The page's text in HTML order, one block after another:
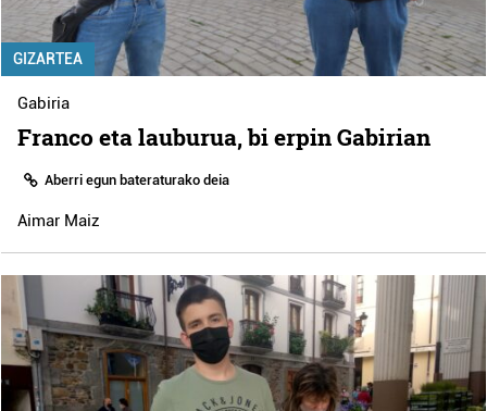
GIZARTEA
Gabiria
Franco eta lauburua, bi erpin Gabirian
Aberri egun bateraturako deia
Aimar Maiz